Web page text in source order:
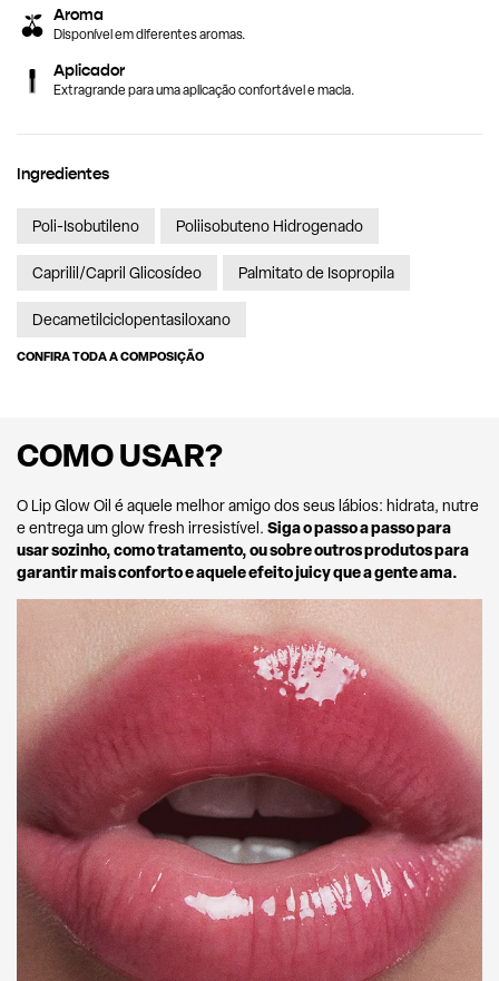
Aroma
Disponível em diferentes aromas.
Aplicador
Extragrande para uma aplicação confortável e macia.
Ingredientes
Poli-Isobutileno Poliisobuteno Hidrogenado
Caprilil/Capril Glicosídeo Palmitato de Isopropila
Decametilciclopentasiloxano
CONFIRA TODA A COMPOSIÇÃO
COMO USAR?
O Lip Glow Oil é aquele melhor amigo dos seus lábios: hidrata, nutre
e entrega um glow fresh irresistível. Siga o passo a passo para
usar sozinho, como tratamento, ou sobre outros produtos para
garantir mais conforto e aquele efeito juicy que a gente ama.